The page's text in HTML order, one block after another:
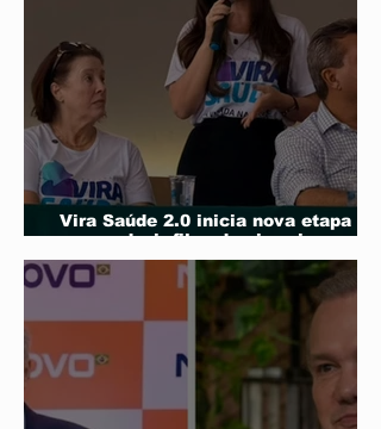
Vira Saúde 2.0 inicia nova etapa
para reduzir filas de cirurgias
eletivas